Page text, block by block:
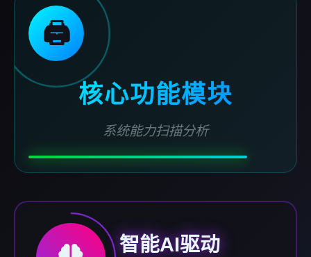
🖨️
核心功能模块
系统能力扫描分析
智能AI驱动